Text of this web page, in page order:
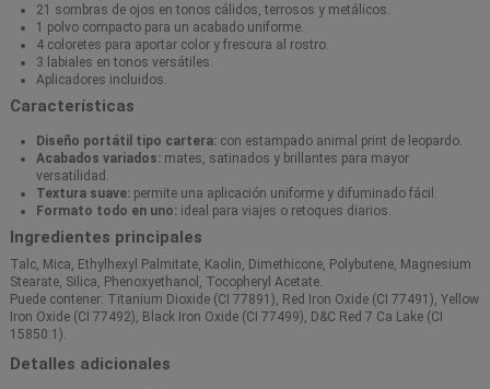
21 sombras de ojos en tonos cálidos, terrosos y metálicos.
1 polvo compacto para un acabado uniforme.
4 coloretes para aportar color y frescura al rostro.
3 labiales en tonos versátiles.
Aplicadores incluidos.
Características
Diseño portátil tipo cartera: con estampado animal print de leopardo.
Acabados variados: mates, satinados y brillantes para mayor
versatilidad.
Textura suave: permite una aplicación uniforme y difuminado fácil.
Formato todo en uno: ideal para viajes o retoques diarios.
Ingredientes principales
Talc, Mica, Ethylhexyl Palmitate, Kaolin, Dimethicone, Polybutene, Magnesium
Stearate, Silica, Phenoxyethanol, Tocopheryl Acetate.
Puede contener: Titanium Dioxide (CI 77891), Red Iron Oxide (CI 77491), Yellow
Iron Oxide (CI 77492), Black Iron Oxide (CI 77499), D&C Red 7 Ca Lake (CI
15850:1).
Detalles adicionales